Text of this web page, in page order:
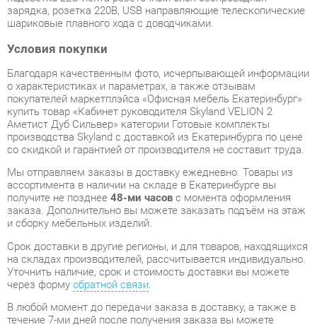
Благодаря качественным фото, исчерпывающей информации
о характеристиках и параметрах, а также отзывам
купить товар «Кабинет руководителя Skyland VELION 2
производства Skyland с доставкой из Екатеринбурга по цене
со скидкой и гарантией от производителя не составит труда.
Мы отправляем заказы в доставку ежедневно. Товары из
ассортимента в наличии на складе в Екатеринбурге вы
получите не позднее48-ми часовс момента оформления
заказа. Дополнительно вы можете заказать подъём на этаж
и сборку мебельных изделий.
Срок доставки в другие регионы, и для товаров, находящихся
на складах производителей, рассчитывается индивидуально.
Уточнить наличие, срок и стоимость доставки вы можете
через формуобратной связи.
течение 7-ми дней после получения заказа вы можете
изменить выборили принять решение об отказе от покупки.
Несмотря на качественную упаковку, готовые комплекты
могут быть повреждены при транспортировке. Если Вы
заметили дефект при приёме - мы заменим поврежденную
деталь.Повторная доставкатовара -бесплатна.